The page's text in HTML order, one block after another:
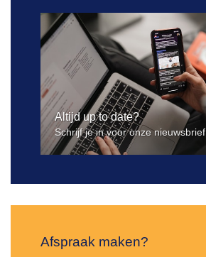
Altijd up to date?
Schrijf je in voor onze nieuwsbrief
Afspraak maken?